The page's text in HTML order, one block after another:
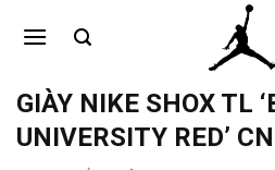
qua
dungGIÀY NIKE SHOX TL
UNIVERSITY RED’